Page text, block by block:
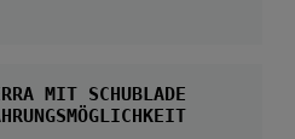
MIT SCHUBLADE